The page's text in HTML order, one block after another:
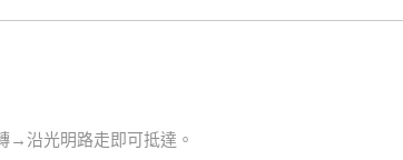
→沿光明路走即可抵達。